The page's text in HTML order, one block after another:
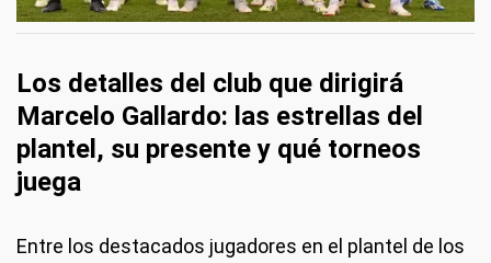
Los detalles del club que dirigirá
Marcelo Gallardo: las estrellas del
plantel, su presente y qué torneos
juega
Entre los destacados jugadores en el plantel de los